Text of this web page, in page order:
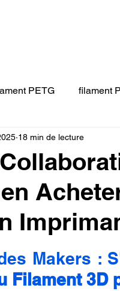
PETG filament
Filament 3D FLEXIBLE
3D.
en SEO
LV3D
18 min de lecture
5.
Makers :
Filament 3D